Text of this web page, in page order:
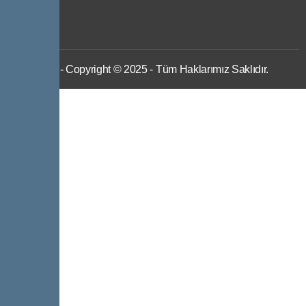
- Copyright © 2025 - Tüm Haklarımız Saklıdır.